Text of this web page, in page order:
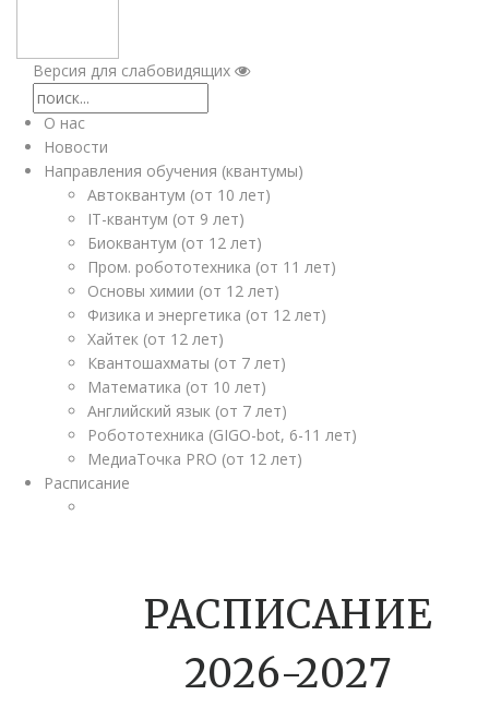
Версия для слабовидящих
О нас
Новости
Направления обучения (квантумы)
Автоквантум (от 10 лет)
IT-квантум (от 9 лет)
Биоквантум (от 12 лет)
Пром. робототехника (от 11 лет)
Основы химии (от 12 лет)
Физика и энергетика (от 12 лет)
Хайтек (от 12 лет)
Квантошахматы (от 7 лет)
Математика (от 10 лет)
Английский язык (от 7 лет)
Робототехника (GIGO-bot, 6-11 лет)
МедиаТочка PRO (от 12 лет)
Расписание
РАСПИСАНИЕ
2026-2027